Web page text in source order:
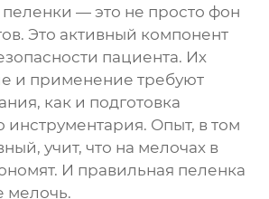
— это не просто фон
Это активный компонент
пациента. Их
и применение требуют
как и подготовка
инструментария. Опыт, в том
учит, что на мелочах в
И правильная пеленка
мелочь.